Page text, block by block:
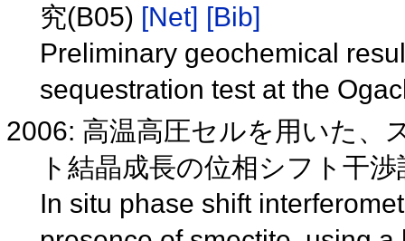
究(B05) [Net] [Bib]
Preliminary geochemical
sequestration test at the
2006: 高温高圧セルを用いた、
ト結晶成長の位相シフト干
In situ phase shift